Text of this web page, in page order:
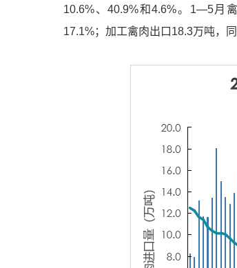
10.6%、40.9%和4.6%。1—5月
17.1%；加工禽肉出口18.3万吨，